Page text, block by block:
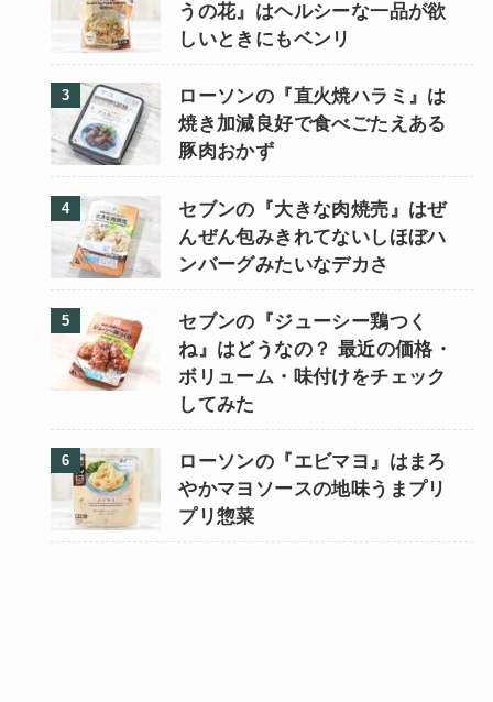
うの花』はヘルシーな一品が欲
しいときにもベンリ
ローソンの『直火焼ハラミ』は
焼き加減良好で食べごたえある
豚肉おかず
セブンの『大きな肉焼売』はぜ
んぜん包みきれてないしほぼハ
ンバーグみたいなデカさ
セブンの『ジューシー鶏つく
ね』はどうなの？ 最近の価格・
ボリューム・味付けをチェック
してみた
ローソンの『エビマヨ』はまろ
やかマヨソースの地味うまプリ
プリ惣菜